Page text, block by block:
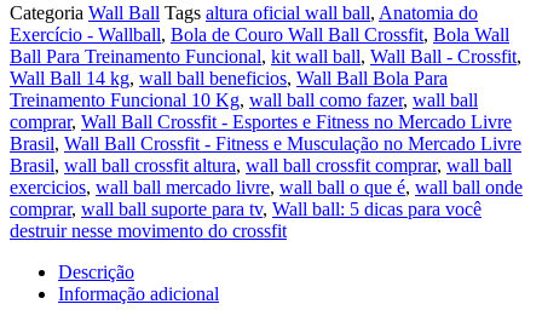
Categoria Wall Ball Tags altura oficial wall ball, Anatomia do
Exercício - Wallball, Bola de Couro Wall Ball Crossfit, Bola Wall
Ball Para Treinamento Funcional, kit wall ball, Wall Ball - Crossfit,
Wall Ball 14 kg, wall ball beneficios, Wall Ball Bola Para
Treinamento Funcional 10 Kg, wall ball como fazer, wall ball
comprar, Wall Ball Crossfit - Esportes e Fitness no Mercado Livre
Brasil, Wall Ball Crossfit - Fitness e Musculação no Mercado Livre
Brasil, wall ball crossfit altura, wall ball crossfit comprar, wall ball
exercicios, wall ball mercado livre, wall ball o que é, wall ball onde
comprar, wall ball suporte para tv, Wall ball: 5 dicas para você
destruir nesse movimento do crossfit
Descrição
Informação adicional